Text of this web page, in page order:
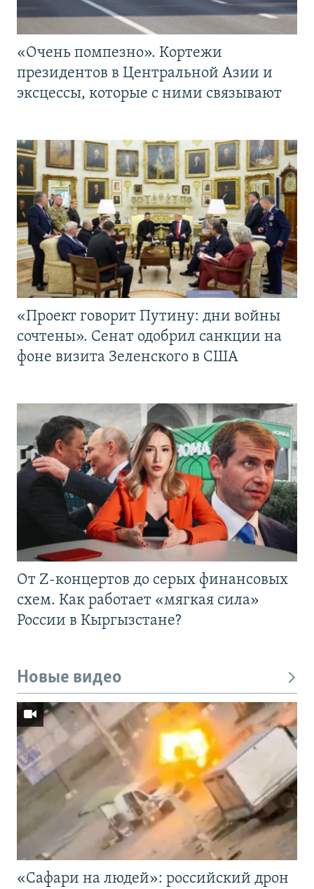
«Очень помпезно». Кортежи
президентов в Центральной Азии и
эксцессы, которые с ними связывают
«Проект говорит Путину: дни войны
сочтены». Сенат одобрил санкции на
фоне визита Зеленского в США
От Z-концертов до серых финансовых
схем. Как работает «мягкая сила»
России в Кыргызстане?
Новые видео
«Cафари на людей»: российский дрон